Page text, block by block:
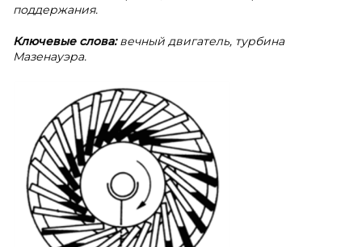
поддержания.
Ключевые слова:вечный двигатель, турбина
Мазенауэра.